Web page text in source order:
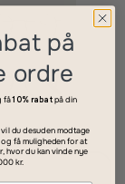
på
ordre
få10% rabatpå din
du desuden modtage
få muligheden for at
hvor du kan vinde nye
kr.